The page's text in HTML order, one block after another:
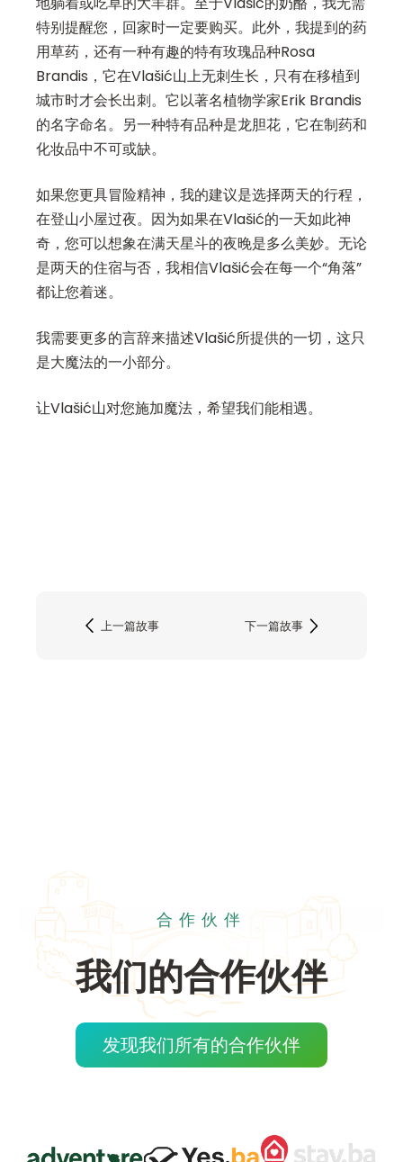
特别提醒您，回家时一定要购买。此外，我提到的药
用草药，还有一种有趣的特有玫瑰品种Rosa
Brandis，它在Vlašić山上无刺生长，只有在移植到
城市时才会长出刺。它以著名植物学家Erik Brandis
的名字命名。另一种特有品种是龙胆花，它在制药和
化妆品中不可或缺。
如果您更具冒险精神，我的建议是选择两天的行程，
在登山小屋过夜。因为如果在Vlašić的一天如此神
奇，您可以想象在满天星斗的夜晚是多么美妙。无论
是两天的住宿与否，我相信Vlašić会在每一个“角落”
都让您着迷。
我需要更多的言辞来描述Vlašić所提供的一切，这只
是大魔法的一小部分。
让Vlašić山对您施加魔法，希望我们能相遇。
上一篇故事 下一篇故事
合作伙伴
我们的合作伙伴
发现我们所有的合作伙伴